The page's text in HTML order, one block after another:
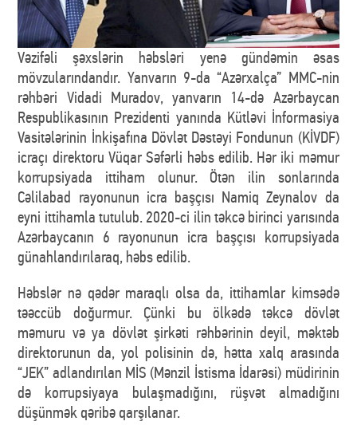
Vəzifəli şəxslərin həbsləri yenə gündəmin əsas
mövzularındandır. Yanvarın 9-da “Azərxalça” MMC-nin
rəhbəri Vidadi Muradov, yanvarın 14-də Azərbaycan
Respublikasının Prezidenti yanında Kütləvi İnformasiya
Vasitələrinin İnkişafına Dövlət Dəstəyi Fondunun (KİVDF)
icraçı direktoru Vüqar Səfərli həbs edilib. Hər iki məmur
korrupsiyada ittiham olunur. Ötən ilin sonlarında
Cəlilabad rayonunun icra başçısı Namiq Zeynalov da
eyni ittihamla tutulub. 2020-ci ilin təkcə birinci yarısında
Azərbaycanın 6 rayonunun icra başçısı korrupsiyada
günahlandırılaraq, həbs edilib.
Həbslər nə qədər maraqlı olsa da, ittihamlar kimsədə
təəccüb doğurmur. Çünki bu ölkədə təkcə dövlət
məmuru və ya dövlət şirkəti rəhbərinin deyil, məktəb
direktorunun da, yol polisinin də, hətta xalq arasında
“JEK” adlandırılan MİS (Mənzil İstisma İdarəsi) müdirinin
də korrupsiyaya bulaşmadığını, rüşvət almadığını
düşünmək qəribə qarşılanar.